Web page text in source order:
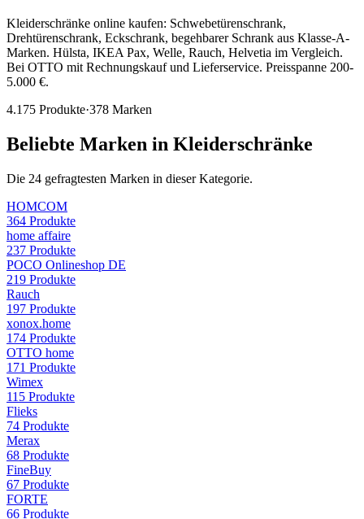
Kleiderschränke online kaufen: Schwebetürenschrank,
Drehtürenschrank, Eckschrank, begehbarer Schrank aus Klasse-A-
Marken. Hülsta, IKEA Pax, Welle, Rauch, Helvetia im Vergleich.
Bei OTTO mit Rechnungskauf und Lieferservice. Preisspanne 200-
5.000 €.
4.175 Produkte·378 Marken
Beliebte Marken in Kleiderschränke
Die 24 gefragtesten Marken in dieser Kategorie.
HOMCOM
364 Produkte
home affaire
237 Produkte
POCO Onlineshop DE
219 Produkte
Rauch
197 Produkte
xonox.home
174 Produkte
OTTO home
171 Produkte
Wimex
115 Produkte
Flieks
74 Produkte
Merax
68 Produkte
FineBuy
67 Produkte
FORTE
66 Produkte